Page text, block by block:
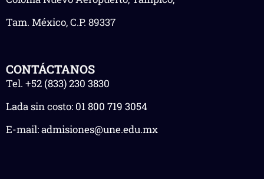
Tam. México, C.P. 89337
CONTÁCTANOS
Tel. +52 (833) 230 3830
Lada sin costo: 01 800 719 3054
E-mail:admisiones@une.edu.mx